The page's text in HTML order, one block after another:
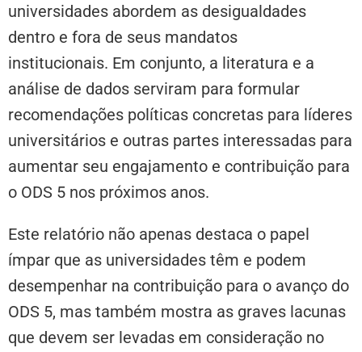
universidades abordem as desigualdades
dentro e fora de seus mandatos
institucionais. Em conjunto, a literatura e a
análise de dados serviram para formular
recomendações políticas concretas para líderes
universitários e outras partes interessadas para
aumentar seu engajamento e contribuição para
o ODS 5 nos próximos anos.
Este relatório não apenas destaca o papel
ímpar que as universidades têm e podem
desempenhar na contribuição para o avanço do
ODS 5, mas também mostra as graves lacunas
que devem ser levadas em consideração no